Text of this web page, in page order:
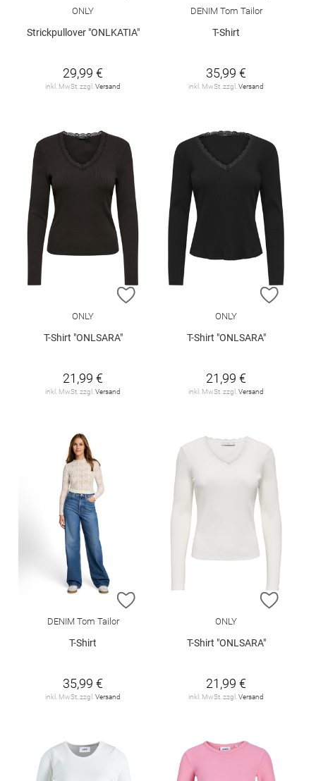
ONLY
Strickpullover "ONLKATIA"
29,99 €
inkl. MwSt. zzgl.Versand
DENIM Tom Tailor
T-Shirt
35,99 €
inkl. MwSt. zzgl.Versand
ZUR WUNSCHLISTE HINZUFÜGEN
ONLY
T-Shirt "ONLSARA"
21,99 €
inkl. MwSt. zzgl.Versand
ZUR
ONLY
T-Shirt "ONLSARA"
21,99 €
inkl. MwSt. zzgl.Versand
ZUR WUNSCHLISTE HINZUFÜGEN
DENIM Tom Tailor
T-Shirt
35,99 €
inkl. MwSt. zzgl. Versand
ZUR
ONLY
T-Shirt "ONLSARA"
21,99 €
inkl. MwSt. zzgl. Versand